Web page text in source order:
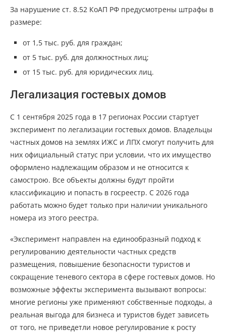
За нарушение ст. 8.52 КоАП РФ предусмотрены штрафы в
размере:
от 1,5 тыс. руб. для граждан;
от 5 тыс. руб. для должностных лиц;
от 15 тыс. руб. для юридических лиц.
Легализация гостевых домов
С 1 сентября 2025 года в 17 регионах России стартует
эксперимент по легализации гостевых домов. Владельцы
частных домов на землях ИЖС и ЛПХ смогут получить для
них официальный статус при условии, что их имущество
оформлено надлежащим образом и не относится к
самострою. Все объекты должны будут пройти
классификацию и попасть в госреестр. С 2026 года
работать можно будет только при наличии уникального
номера из этого реестра.
«Эксперимент направлен на единообразный подход к
регулированию деятельности частных средств
размещения, повышение безопасности туристов и
сокращение теневого сектора в сфере гостевых домов. Но
возможные эффекты эксперимента вызывают вопросы:
многие регионы уже применяют собственные подходы, а
реальная выгода для бизнеса и туристов будет зависеть
от того, не приведетли новое регулирование к росту